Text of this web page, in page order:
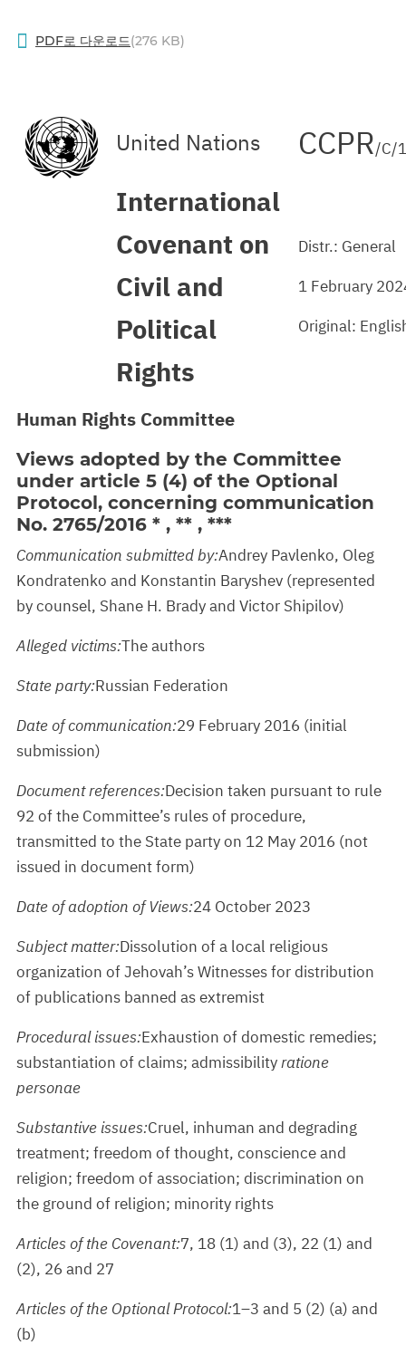
PDF로 다운로드(276 KB)
United Nations CCPR/C/
International
Covenant on
Civil and
Political
Rights
Distr.: General
1 February
Original:
Human Rights Committee
Views adopted by the Committee
under article 5 (4) of the Optional
Protocol, concerning communication
No. 2765/2016 * , ** , ***
Communication submitted by:Andrey Pavlenko, Oleg
Kondratenko and Konstantin Baryshev (represented
by counsel, Shane H. Brady and Victor Shipilov)
Alleged victims:The authors
State party:Russian Federation
Date of communication:29 February 2016 (initial
submission)
Document references:Decision taken pursuant to rule
92 of the Committee’s rules of procedure,
transmitted to the State party on 12 May 2016 (not
issued in document form)
Date of adoption of Views:24 October 2023
Subject matter:Dissolution of a local religious
organization of Jehovah’s Witnesses for distribution
of publications banned as extremist
Procedural issues:Exhaustion of domestic remedies;
substantiation of claims; admissibilityratione
personae
Substantive issues:Cruel, inhuman and degrading
treatment; freedom of thought, conscience and
religion; freedom of association; discrimination on
the ground of religion; minority rights
Articles of the Covenant:7, 18 (1) and (3), 22 (1) and
(2), 26 and 27
Articles of the Optional Protocol:1–3 and 5 (2) (a) and
(b)